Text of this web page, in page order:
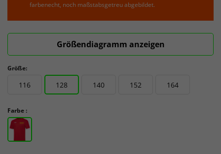
farbenecht, noch maßstabsgetreu abgebildet.
Größendiagramm anzeigen
Größe:
116 128 140 152 164
Farbe :